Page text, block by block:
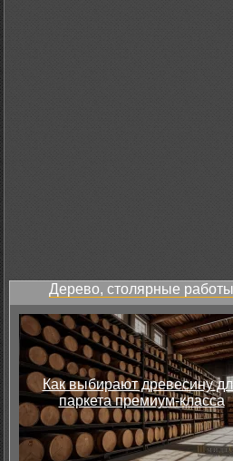
Дерево, столярные работы
Как выбирают древесину
паркета премиум-класса